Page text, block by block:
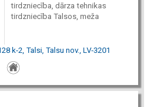
tirdzniecība, dārza tehnikas
tirdzniecība Talsos, meža
k-2, Talsi, Talsu nov., LV-3201